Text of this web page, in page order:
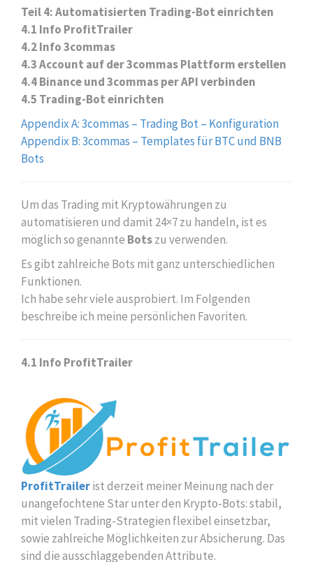
Teil 4: Automatisierten Trading-Bot einrichten
4.1 Info ProfitTrailer
4.2 Info 3commas
4.3 Account auf der 3commas Plattform erstellen
4.4 Binance und 3commas per API verbinden
4.5 Trading-Bot einrichten
Appendix A: 3commas – Trading Bot – Konfiguration
Appendix B: 3commas – Templates für BTC und BNB
Bots
Um das Trading mit Kryptowährungen zu
automatisieren und damit 24×7 zu handeln, ist es
möglich so genannte Botszu verwenden.
Es gibt zahlreiche Bots mit ganz unterschiedlichen
Funktionen.
Ich habe sehr viele ausprobiert. Im Folgenden
beschreibe ich meine persönlichen Favoriten.
4.1 Info ProfitTrailer
ProfitTrailerist derzeit meiner Meinung nach der
unangefochtene Star unter den Krypto-Bots: stabil,
mit vielen Trading-Strategien flexibel einsetzbar,
sowie zahlreiche Möglichkeiten zur Absicherung. Das
sind die ausschlaggebenden Attribute.